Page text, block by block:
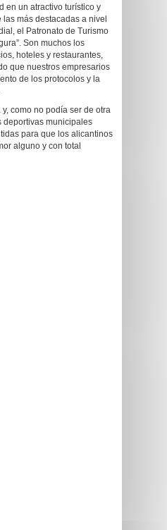
en un atractivo turístico y
más destacadas a nivel
el Patronato de Turismo
Son muchos los
hoteles y restaurantes,
que nuestros empresarios
de los protocolos y la
como no podía ser de otra
deportivas municipales
para que los alicantinos
alguno y con total